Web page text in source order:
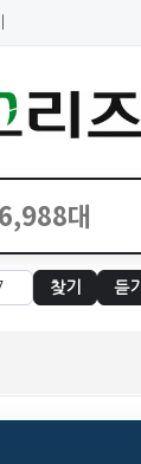
찾기 듣기